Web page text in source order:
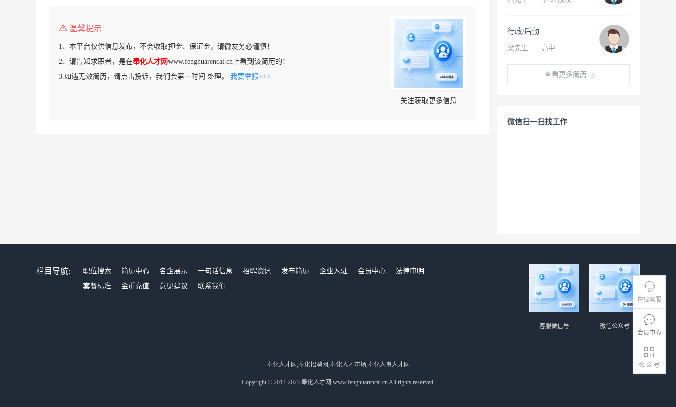
在线客服
会员中心
公 众 号
温馨提示
1、本平台仅供信息发布，不会收取押金、保证金，请微友务必谨慎！
2、请告知求职者，是在奉化人才网www.fenghuarencai.cn上看到该简历的！
3.如遇无效简历，请点击投诉，我们会第一时间 处理。 我要举报>>>
关注获取更多信息
行政/后勤
梁先生 · 高中
查看更多简历
微信扫一扫找工作
栏目导航: 职位搜索 简历中心 名企展示 一句话信息 招聘资讯 发布简历 企业入驻 会员中心
法律申明
套餐标准
金币充值 意见建议 联系我们
微信公众号
客服微信号
奉化人才网,奉化招聘网,奉化人才市场,奉化人事人才网
Copyright © 2017-2023 奉化人才网 www.fenghuarencai.cn All rights reserved.